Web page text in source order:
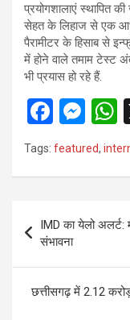
प्रयोगशालाएं स्थापित
सेहत के लिहाज से एक
पैरामीटर के हिसाब से
में होने वाले तमाम टेस्ट
भी प्रयास हो रहे हैं.
F
a
ce
o
o
k
M
es
se
g
p
Tags: featured,
navigation
IMD का येलो अलर्ट:
संभावना
छत्तीसगढ़ में 2.12